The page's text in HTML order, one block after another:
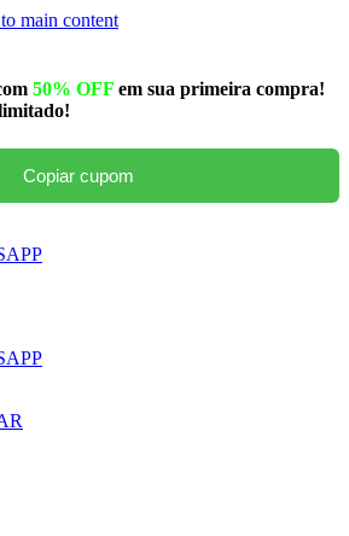
main content
50% OFF em sua primeira compra!
Copiar cupom